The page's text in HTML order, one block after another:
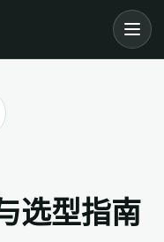
选型指南